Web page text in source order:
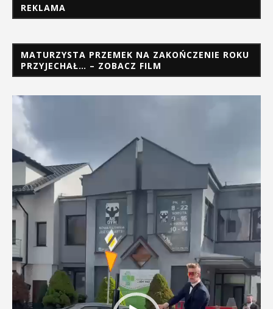
REKLAMA
MATURZYSTA PRZEMEK NA ZAKOŃCZENIE ROKU
PRZYJECHAŁ… – ZOBACZ FILM
Odtwarzacz